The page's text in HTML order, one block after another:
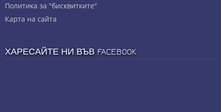
Политика за "бисквитките"
Карта на сайта
ХАРЕСАЙТЕ НИ ВЪВ FACEBOOK